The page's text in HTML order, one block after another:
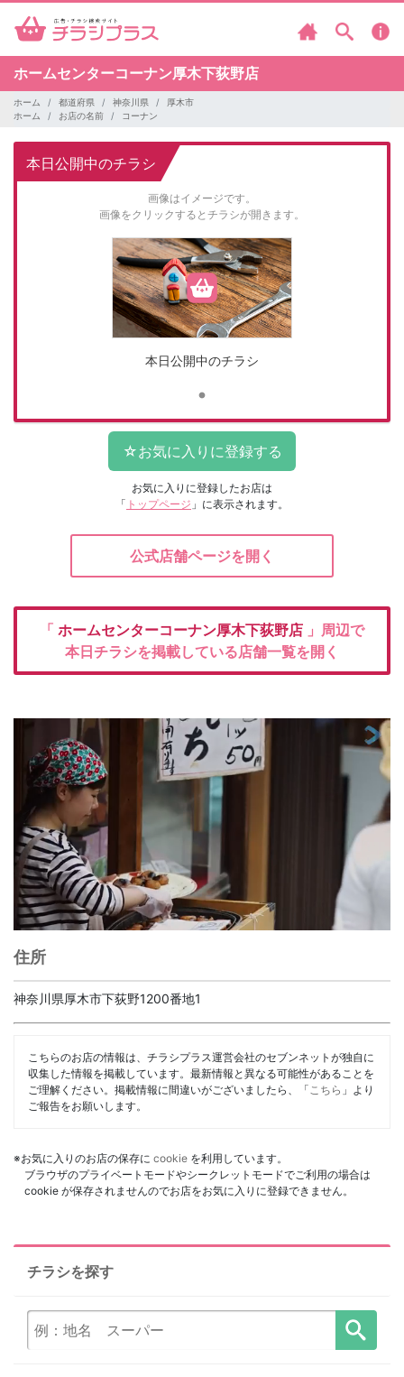
ホームセンターコーナン厚木下荻野店
ホーム 都道府県 神奈川県
厚木市
ホーム
お店の名前 コーナン
本日公開中のチラシ
画像はイメージです。
画像をクリックするとチラシが開きます。
本日公開中のチラシ
お気に入りに登録したお店は
「 トップページ 」に表示されます。
公式店舗ページを開く
「 ホームセンターコーナン厚木下荻野店 」周辺で
本日チラシを掲載している店舗一覧を開く
住所
神奈川県厚木市下荻野1200番地1
こちらのお店の情報は、チラシプラス運営会社のセブンネットが独自に
収集した情報を掲載しています。最新情報と異なる可能性があることを
ご理解ください。掲載情報に間違いがございましたら、「 こちら 」より
ご報告をお願いします。
※お気に入りのお店の保存に cookie を利用しています。
ブラウザのプライベートモードやシークレットモードでご利用の場合は
cookie が保存されませんのでお店をお気に入りに登録できません。
チラシを探す